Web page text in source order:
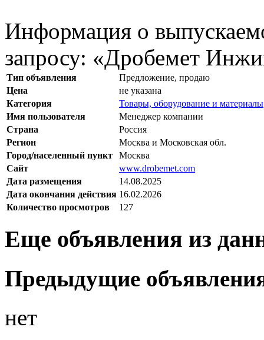
Информация о
запросу: «Дробемет
Тип объявления
Предложение, продаю
Цена
не указана
Категория
Товары, оборудование и материалы
Имя пользователя
Менеджер компании
Страна
Россия
Регион
Москва и Московская обл.
Город/населенный пункт
Москва
Сайт
www.drobemet.com
Дата размещения
14.08.2025
Дата окончания действия 16.02.2026
Количество просмотров
127
Еще объявления из
Предыдущие
нет